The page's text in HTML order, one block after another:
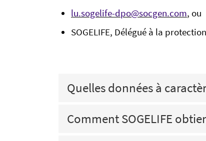
lu.sogelife-dpo@socgen.com, ou
SOGELIFE, Délégué à la
Quelles données à
Comment SOGELIFE